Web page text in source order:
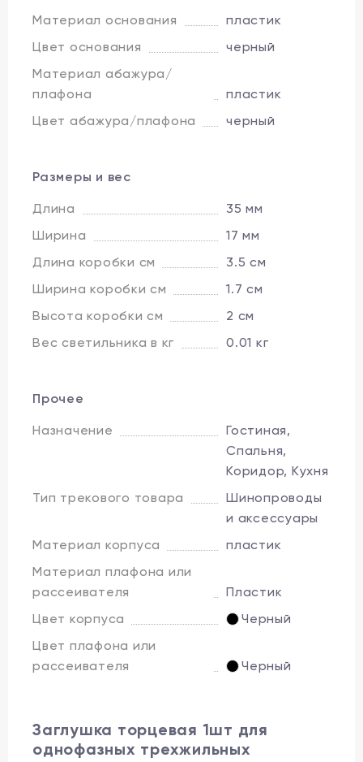
Материал основания
пластик
Цвет основания
черный
Материал абажура/
плафона
пластик
Цвет абажура/плафона
черный
Размеры и вес
Длина
35 мм
Ширина
17 мм
Длина коробки см
3.5 см
Ширина коробки см
1.7 см
Высота коробки см
2 см
Вес светильника в кг
0.01 кг
Прочее
Назначение
Гостиная,
Спальня,
Коридор, Кухня
Тип трекового товара
Шинопроводы
и аксессуары
Материал корпуса
пластик
Материал плафона или
рассеивателя
Пластик
Цвет корпуса
Черный
Цвет плафона или
рассеивателя
Черный
Заглушка торцевая 1шт для
однофазных трехжильных